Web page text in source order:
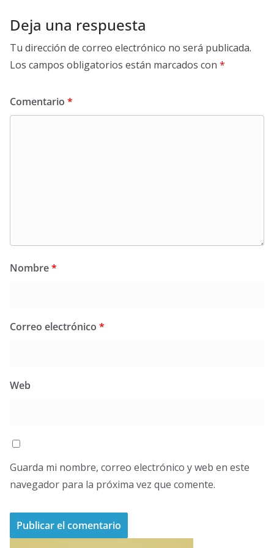
Deja una respuesta
Tu dirección de correo electrónico no será publicada.
Los campos obligatorios están marcados con *
Comentario *
Nombre*
Correo electrónico *
Web
Guarda mi nombre, correo electrónico y web en este
navegador para la próxima vez que comente.